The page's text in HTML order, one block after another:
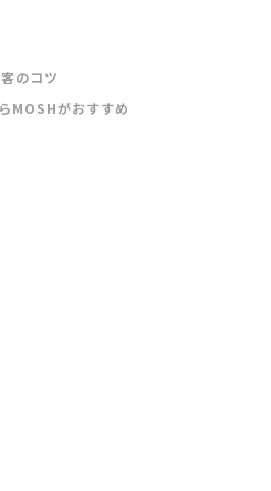
のコツ
MOSHがおすすめ